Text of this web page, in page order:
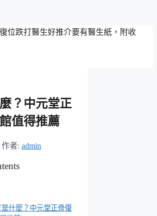
位跌打醫生好推介要有醫生紙，附收
？中元堂正
值得推薦
作者: admin
什麼？中元堂正骨復